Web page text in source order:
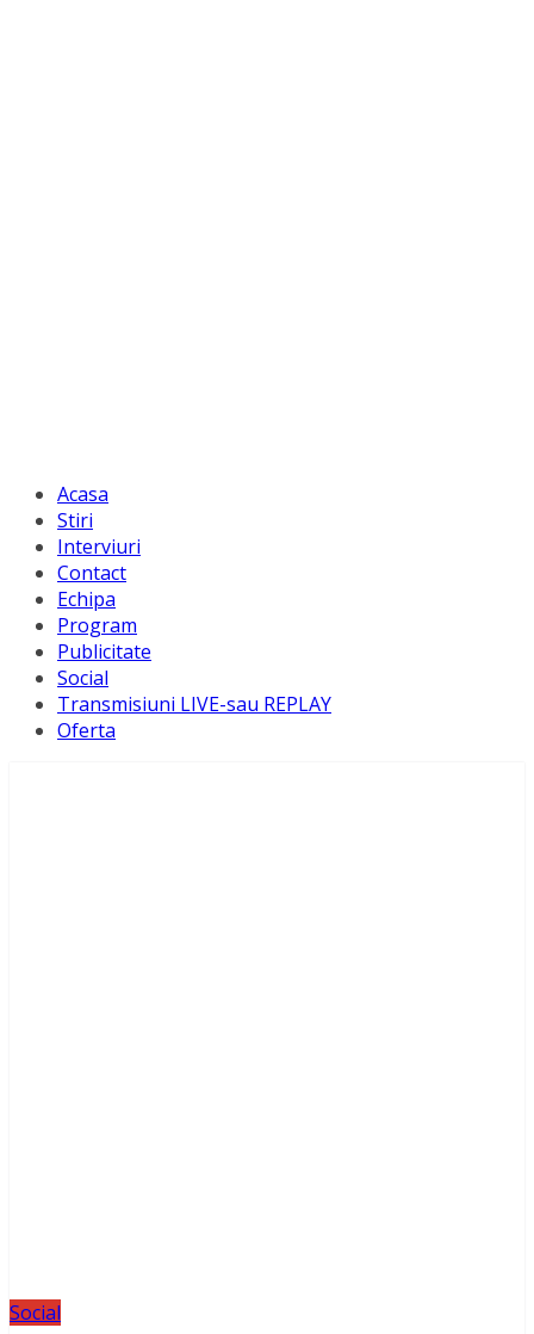
Acasa
Stiri
Interviuri
Contact
Echipa
Program
Publicitate
Social
Transmisiuni LIVE-sau REPLAY
Oferta
Social